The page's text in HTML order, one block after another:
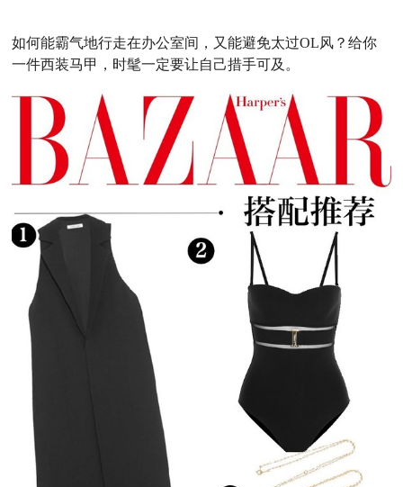
如何能霸气地行走在办公室间，又能避免太过OL风？给你
一件西装马甲，时髦一定要让自己措手可及。